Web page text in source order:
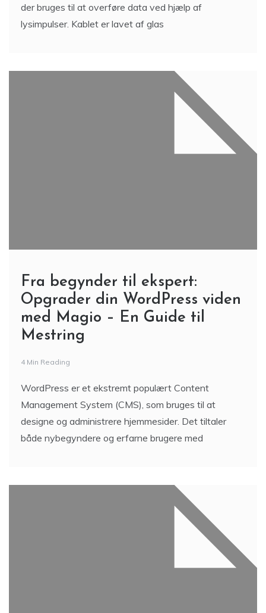
der bruges til at overføre data ved hjælp af
lysimpulser. Kablet er lavet af glas
Fra begynder til ekspert:
Opgrader din WordPress viden
med Magio – En Guide til
Mestring
4 Min Reading
WordPress er et ekstremt populært Content
Management System (CMS), som bruges til at
designe og administrere hjemmesider. Det tiltaler
både nybegyndere og erfarne brugere med